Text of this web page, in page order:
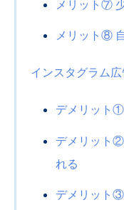
メリット⑦
メリット⑧
インスタグラム
デメリット
デメリット
れる
デメリット